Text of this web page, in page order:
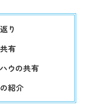
り
有
ウの共有
紹介